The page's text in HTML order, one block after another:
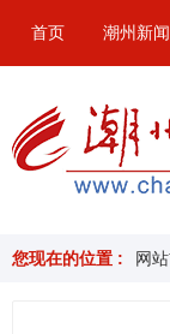
首页 潮州新闻
您现在的位置 : 网